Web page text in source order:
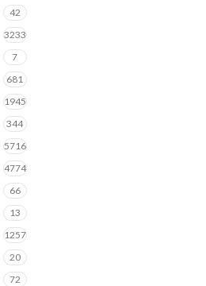
42
3233
7
681
1945
344
5716
4774
66
13
1257
20
72